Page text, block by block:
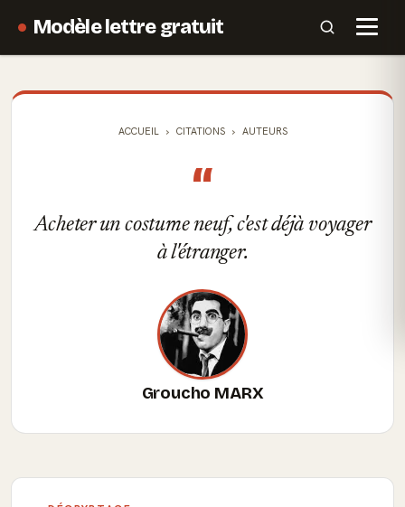
Modèle lettre gratuit
ACCUEIL CITATIONS AUTEURS
“
Acheter un costume neuf, c'est déjà voyager
à l'étranger.
Groucho MARX